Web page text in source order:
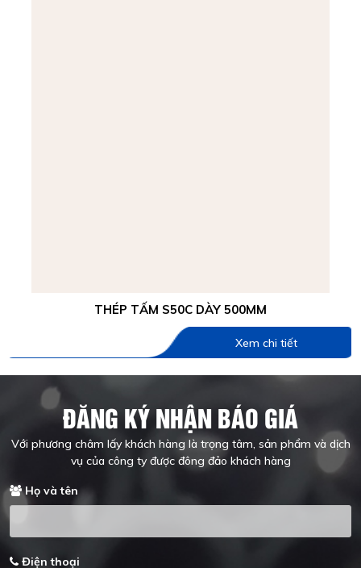
THÉP TẤM S50C DÀY 500MM
Xem chi tiết
ĐĂNG KÝ NHẬN BÁO GIÁ
Với phương châm lấy khách hàng là trọng tâm, sản phẩm và dịch
vụ của công ty được đông đảo khách hàng
Họ và tên
Điện thoại